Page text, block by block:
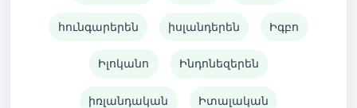
հունգարերեն իսլանդերեն Իգբո
Իլոկանո Ինդոնեզերեն
իռլանդական Իտալական